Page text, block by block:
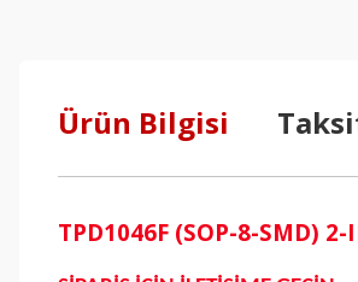
Ürün Bilgisi
TPD1046F (SOP-8-SMD)